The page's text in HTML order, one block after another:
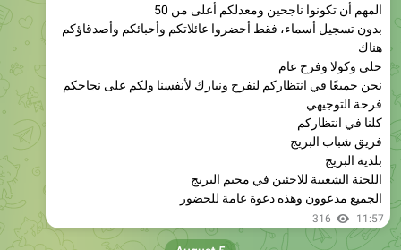
هناك
حلى وكولا وفرح عام
نحن جميعًا في انتظاركم لنفرح ونبارك لأنفسنا ولكم على نجاحكم
فرحة التوجيهي
كلنا في انتظاركم
فريق شباب البريج
بلدية البريج
اللجنة الشعبية للاجئين في مخيم البريج
الجميع مدعوون وهذه دعوة عامة للحضور
316 11:57
مأوى غزة